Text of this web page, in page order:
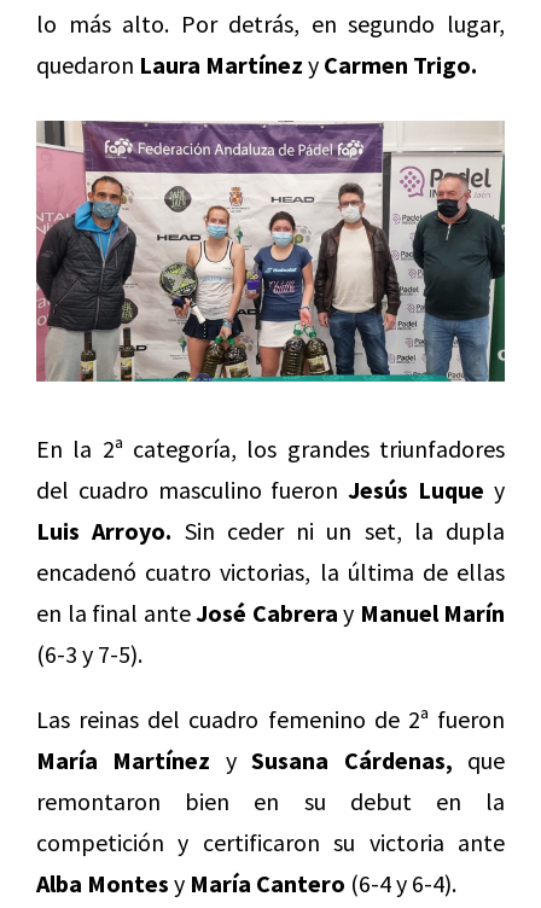
lo más alto. Por detrás, en segundo lugar,
quedaron Laura Martínez y Carmen Trigo.
En la 2ª categoría, los grandes triunfadores
del cuadro masculino fueronJesús Luque y
Luis Arroyo. Sin ceder ni un set, la dupla
encadenó cuatro victorias, la última de ellas
en la final anteJosé Cabrera y Manuel Marín
(6-3 y 7-5).
Las reinas del cuadro femenino de 2ª fueron
María Martínez ySusana Cárdenas, que
remontaron bien en su debut en la
competición y certificaron su victoria ante
Alba Montes y María Cantero (6-4 y 6-4).